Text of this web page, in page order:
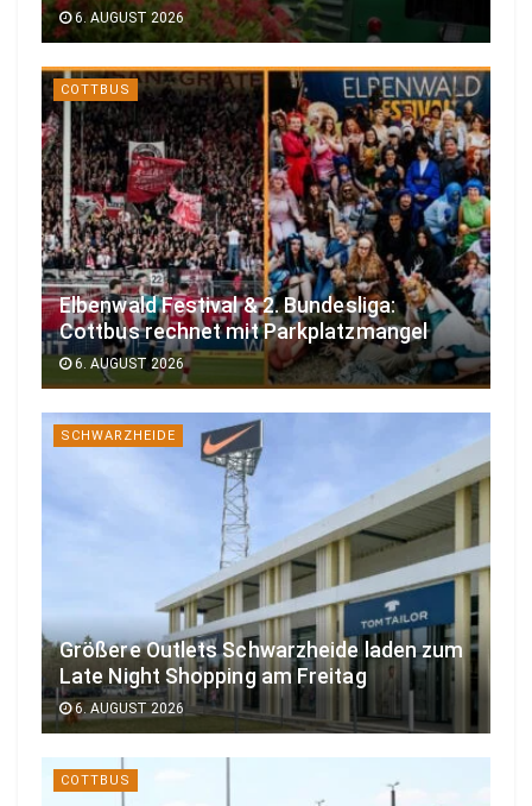
6. AUGUST 2026
COTTBUS
Elbenwald Festival & 2. Bundesliga:
Cottbus rechnet mit Parkplatzmangel
6. AUGUST 2026
SCHWARZHEIDE
Größere Outlets Schwarzheide laden zum
Late Night Shopping am Freitag
6. AUGUST 2026
COTTBUS